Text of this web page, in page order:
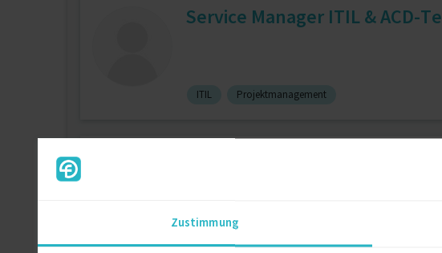
Zustimmung
Service Manager ITIL & ACD-
ITIL Projektmanagement